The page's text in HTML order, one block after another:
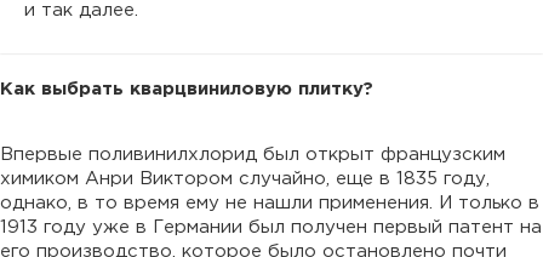
и так далее.
Как выбрать кварцвиниловую плитку?
Впервые поливинилхлорид был открыт французским
химиком Анри Виктором случайно, еще в 1835 году,
однако, в то время ему не нашли применения. И только в
1913 году уже в Германии был получен первый патент на
его производство, которое было остановлено почти